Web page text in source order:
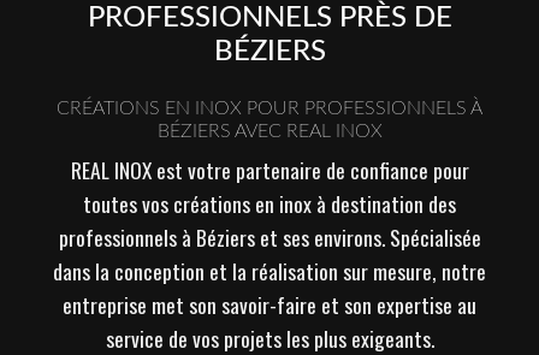
PROFESSIONNELS PRÈS DE
BÉZIERS
CRÉATIONS EN INOX POUR PROFESSIONNELS À
BÉZIERS AVEC REAL INOX
REAL INOX est votre partenaire de confiance pour
toutes vos créations en inox à destination des
professionnels à Béziers et ses environs. Spécialisée
dans la conception et la réalisation sur mesure, notre
entreprise met son savoir-faire et son expertise au
service de vos projets les plus exigeants.